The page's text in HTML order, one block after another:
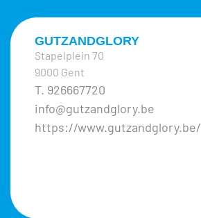
GUTZANDGLORY
Stapelplein 70
9000 Gent
T. 926667720
info@gutzandglory.be
https://www.gutzandglory.be/